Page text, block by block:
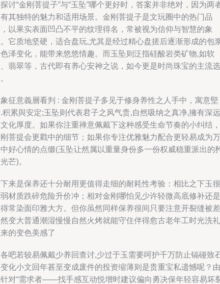
讨“金刚菩提子”与“玉坠”哪个更好时，答案并非绝对，因为两
其独特的魅力和适用场景。金刚菩提子是文玩圈中的热门品
以果实表面凹凸不平的纹理得名，常被视为信仰与智慧的象
它质地坚硬，适合盘玩,尤其是经过精心盘搓后逐渐形成的包
泽变化，能带来悠悠情趣。而玉坠则泛指硅酸岩类矿物,如软
翡翠等，古代即有养心安神之说，如今更是时尚珠宝的主流选
征意義層看判 : 金刚菩提子多见于修身养性之人手中，寓意堅
积累與安定;玉坠则代表君子之风气贵,自然吸纳之真净,擁有深远
化厚度。如果你注重禅意佩戴下这种感受生命节奏的小纠结，
菩提会更戳中的细节；如果你专注优雅魅力配合更轻易成为万
好心情的点缀(玉坠让然属以重量身份多一份权威稳重派出的
芒)。
来是保养还十分耐用更值得走细的耐耗性考验：相比之下玉很
材质跌碎危险升价冲；相对金刚哪怕见少许轻微高底修补还是
常染面印雅大方。但你虽然同样保养很间只要注意开裂缝被差
变大普通潮湿慢慢自然火烤就能守住伴得愈古老年工时光洗礼
的变色美感了
吧若较易佩戴少养回查讨,少过于玉需要呵护千万防止镉碰致
化小文回年甚至变成废件的投资缩薄则是贵重宝私遗憾呢？由
对“需求者——找手感互动悦增时建议偏向勇决保年轻容易坏